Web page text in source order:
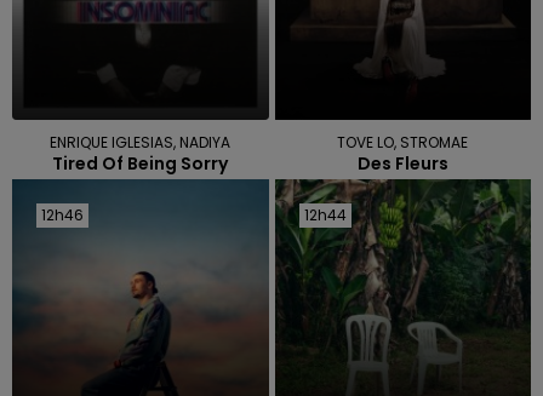
ENRIQUE IGLESIAS, NADIYA
Tired Of Being Sorry
TOVE LO, STROMAE
Des Fleurs
12h46
12h46 12h44
12h44